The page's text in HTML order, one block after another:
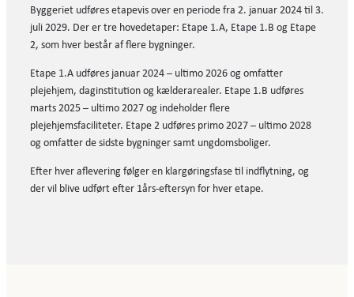
Byggeriet udføres etapevis over en periode fra 2. januar 2024 til 3.
juli 2029. Der er tre hovedetaper: Etape 1.A, Etape 1.B og Etape
2, som hver består af flere bygninger.
Etape 1.A udføres januar 2024 – ultimo 2026 og omfatter
plejehjem, daginstitution og kælderarealer. Etape 1.B udføres
marts 2025 – ultimo 2027 og indeholder flere
plejehjemsfaciliteter. Etape 2 udføres primo 2027 – ultimo 2028
og omfatter de sidste bygninger samt ungdomsboliger.
Efter hver aflevering følger en klargøringsfase til indflytning, og
der vil blive udført efter 1års-eftersyn for hver etape.